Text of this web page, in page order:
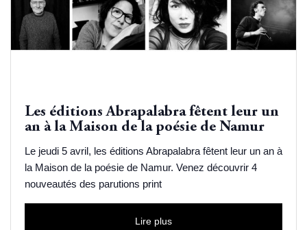
Les éditions Abrapalabra fêtent leur un
an à la Maison de la poésie de Namur
Le jeudi 5 avril, les éditions Abrapalabra fêtent leur un an à
la Maison de la poésie de Namur. Venez découvrir 4
nouveautés des parutions print
Lire plus